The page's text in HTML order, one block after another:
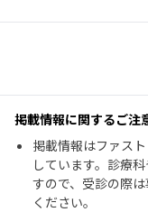
掲載情報に関するご注
掲載情報はファス
しています。診療
すので、受診の際
ください。